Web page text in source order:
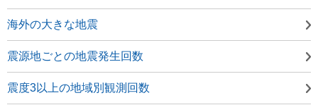
海外の大きな地震
震源地ごとの地震発生回数
震度3以上の地域別観測回数